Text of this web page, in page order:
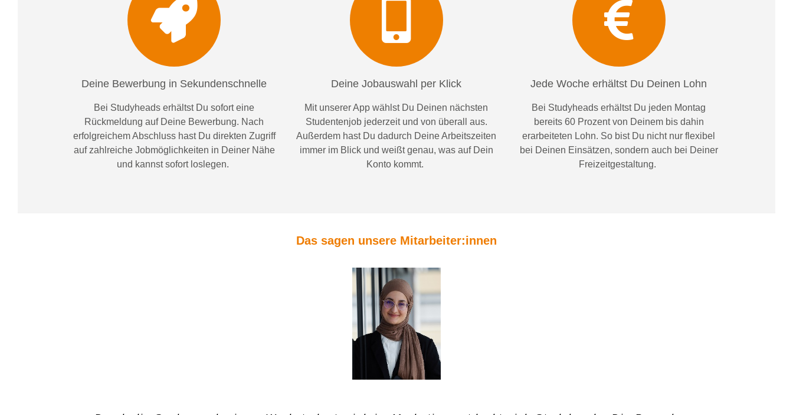
Deine Bewerbung in Sekundenschnelle
Bei Studyheads erhältst Du sofort eine
Rückmeldung auf Deine Bewerbung. Nach
erfolgreichem Abschluss hast Du direkten Zugriff
auf zahlreiche Jobmöglichkeiten in Deiner Nähe
und kannst sofort loslegen.
Deine Jobauswahl per Klick
Mit unserer App wählst Du Deinen nächsten
Studentenjob jederzeit und von überall aus.
Außerdem hast Du dadurch Deine Arbeitszeiten
immer imBlick und weißtgenau, was auf Dein
Konto kommt.
Jede Woche erhältst Du Deinen Lohn
Bei Studyheads erhältst Du jeden Montag
bereits 60 Prozent von Deinem bis dahin
erarbeiteten Lohn. So bist Du nicht nur flexibel
bei Deinen Einsätzen, sondern auch bei Deiner
Freizeitgestaltung.
Das sagen unsere Mitarbeiter:innen